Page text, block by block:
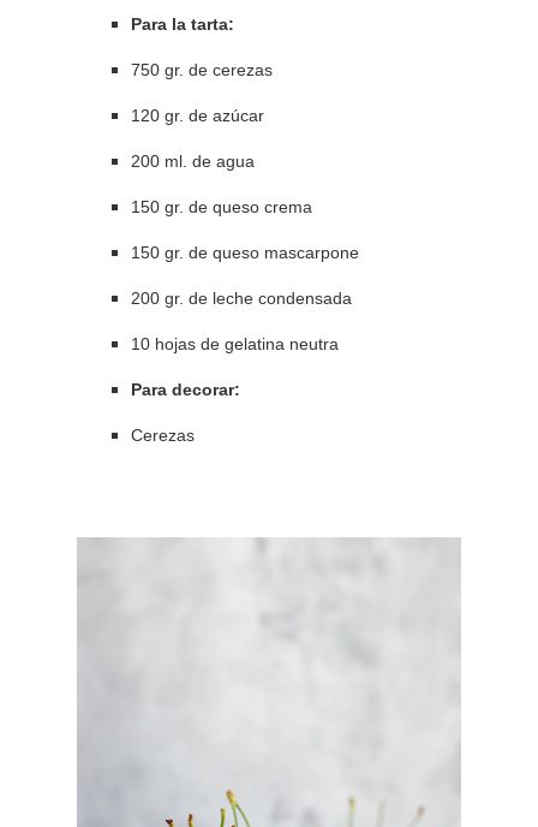
Para la tarta:
750 gr. de cerezas
120 gr. de azúcar
200 ml. de agua
150 gr. de queso crema
150 gr. de queso mascarpone
200 gr. de leche condensada
10 hojas de gelatina neutra
Para decorar:
Cerezas